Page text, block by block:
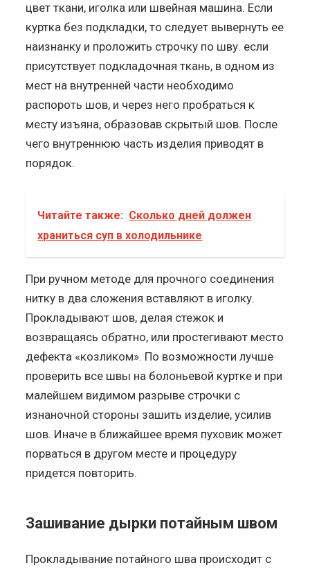
цвет ткани, иголка или швейная машина. Если
куртка без подкладки, то следует вывернуть ее
наизнанку и проложить строчку по шву. если
присутствует подкладочная ткань, в одном из
мест на внутренней части необходимо
распороть шов, и через него пробраться к
месту изъяна, образовав скрытый шов. После
чего внутреннюю часть изделия приводят в
порядок.
Читайте также: Сколько дней должен
храниться суп в холодильнике
При ручном методе для прочного соединения
нитку в два сложения вставляют в иголку.
Прокладывают шов, делая стежок и
возвращаясь обратно, или простегивают место
дефекта «козликом». По возможности лучше
проверить все швы на болоньевой куртке и при
малейшем видимом разрыве строчки с
изнаночной стороны зашить изделие, усилив
шов. Иначе в ближайшее время пуховик может
порваться в другом месте и процедуру
придется повторить.
Зашивание дырки потайным швом
Прокладывание потайного шва происходит с